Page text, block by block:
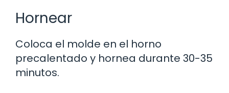
Hornear
Coloca el molde en el horno
precalentado y hornea durante 30-35
minutos.